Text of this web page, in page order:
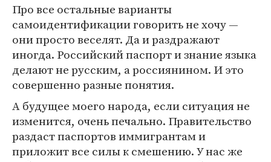
Про все остальные варианты
самоидентификации говорить не хочу —
они просто веселят. Да и раздражают
иногда. Российский паспорт и знание языка
делают не русским, а россиянином. И это
совершенно разные понятия.
А будущее моего народа, если ситуация не
изменится, очень печально. Правительство
раздаст паспортов иммигрантам и
приложит все силы к смешению. У нас же